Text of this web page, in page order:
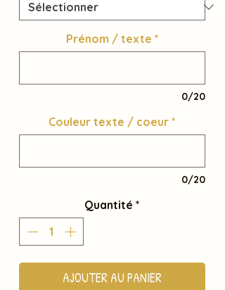
Prénom / texte *
0/20
Couleur texte / coeur *
0/20
Quantité *
AJOUTER AU PANIER